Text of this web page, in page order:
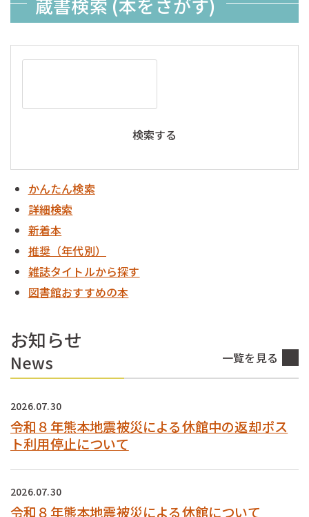
かんたん検索
詳細検索
新着本
推奨（年代別）
雑誌タイトルから探す
図書館おすすめの本
お知らせ
News 一覧を見る
2026.07.30
令和８年熊本地震被災による休館中の返却ポス
ト利用停止について
2026.07.30
令和８年熊本地震被災による休館について